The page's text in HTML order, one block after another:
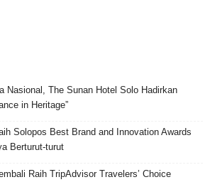
Nasional, The Sunan Hotel Solo Hadirkan
in Heritage”
Solopos Best Brand and Innovation Awards
Berturut-turut
Raih TripAdvisor Travelers’ Choice